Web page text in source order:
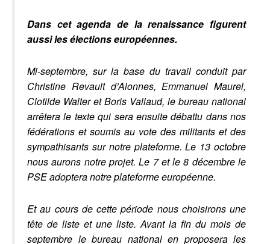
Dans cet agenda de la renaissance figurent
aussi les élections européennes.
Mi-septembre, sur la base du travail conduit par
Christine Revault d’Alonnes, Emmanuel Maurel,
Clotilde Walter et Boris Vallaud, le bureau national
arrêtera le texte qui sera ensuite débattu dans nos
fédérations et soumis au vote des militants et des
sympathisants sur notre plateforme. Le 13 octobre
nous aurons notre projet. Le 7 et le 8 décembre le
PSE adoptera notre plateforme européenne.
Et au cours de cette période nous choisirons une
tête de liste et une liste. Avant la fin du mois de
septembre le bureau national en proposera les